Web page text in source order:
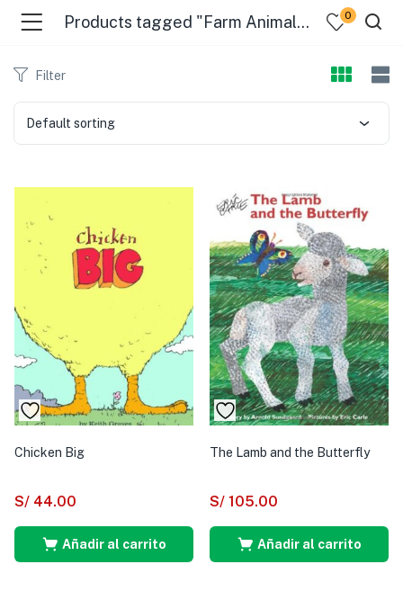
Products tagged "Farm Animals" 0
Filter
Default sorting
Chicken Big
S/ 44.00
Añadir al carrito
The Lamb and the Butterfly
S/ 105.00
Añadir al carrito